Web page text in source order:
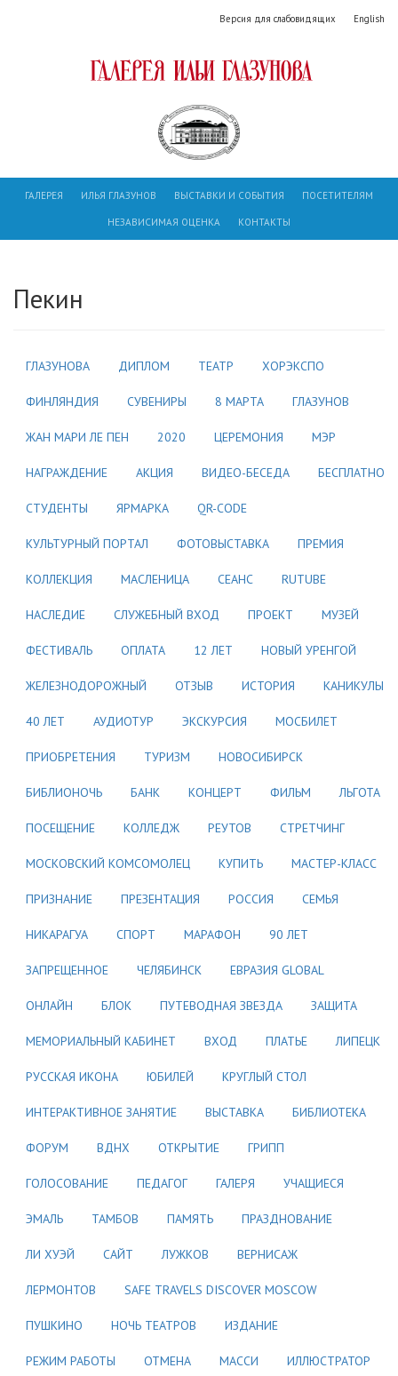
Версия для слабовидящих English
ГАЛЕРЕЯ ИЛЬЯ ГЛАЗУНОВ ВЫСТАВКИ И СОБЫТИЯ ПОСЕТИТЕЛЯМ
НЕЗАВИСИМАЯ ОЦЕНКА КОНТАКТЫ
Пекин
ГЛАЗУНОВА ДИПЛОМ ТЕАТР ХОРЭКСПО
ФИНЛЯНДИЯ СУВЕНИРЫ 8 МАРТА ГЛАЗУНОВ
ЖАН МАРИ ЛЕ ПЕН 2020 ЦЕРЕМОНИЯ МЭР
НАГРАЖДЕНИЕ АКЦИЯ ВИДЕО-БЕСЕДА БЕСПЛАТНО
СТУДЕНТЫ ЯРМАРКА QR-CODE
КУЛЬТУРНЫЙ ПОРТАЛ ФОТОВЫСТАВКА ПРЕМИЯ
КОЛЛЕКЦИЯ МАСЛЕНИЦА СЕАНС RUTUBE
НАСЛЕДИЕ СЛУЖЕБНЫЙ ВХОД ПРОЕКТ МУЗЕЙ
ФЕСТИВАЛЬ ОПЛАТА 12 ЛЕТ НОВЫЙ УРЕНГОЙ
ЖЕЛЕЗНОДОРОЖНЫЙ ОТЗЫВ ИСТОРИЯ КАНИКУЛЫ
40 ЛЕТ АУДИОТУР ЭКСКУРСИЯ МОСБИЛЕТ
ПРИОБРЕТЕНИЯ ТУРИЗМ НОВОСИБИРСК
БИБЛИОНОЧЬ БАНК КОНЦЕРТ ФИЛЬМ ЛЬГОТА
ПОСЕЩЕНИЕ КОЛЛЕДЖ РЕУТОВ СТРЕТЧИНГ
МОСКОВСКИЙ КОМСОМОЛЕЦ КУПИТЬ МАСТЕР-КЛАСС
ПРИЗНАНИЕ ПРЕЗЕНТАЦИЯ РОССИЯ СЕМЬЯ
НИКАРАГУА СПОРТ МАРАФОН 90 ЛЕТ
ЗАПРЕЩЕННОЕ ЧЕЛЯБИНСК ЕВРАЗИЯ GLOBAL
ОНЛАЙН БЛОК ПУТЕВОДНАЯ ЗВЕЗДА ЗАЩИТА
МЕМОРИАЛЬНЫЙ КАБИНЕТ ВХОД ПЛАТЬЕ ЛИПЕЦК
РУССКАЯ ИКОНА ЮБИЛЕЙ КРУГЛЫЙ СТОЛ
ИНТЕРАКТИВНОЕ ЗАНЯТИЕ ВЫСТАВКА БИБЛИОТЕКА
ФОРУМ ВДНХ ОТКРЫТИЕ ГРИПП
ГОЛОСОВАНИЕ ПЕДАГОГ ГАЛЕРЯ УЧАЩИЕСЯ
ЭМАЛЬ ТАМБОВ ПАМЯТЬ ПРАЗДНОВАНИЕ
ЛИ ХУЭЙ САЙТ ЛУЖКОВ ВЕРНИСАЖ
ЛЕРМОНТОВ SAFE TRAVELS DISCOVER MOSCOW
ПУШКИНО НОЧЬ ТЕАТРОВ ИЗДАНИЕ
РЕЖИМ РАБОТЫ ОТМЕНА МАССИ ИЛЛЮСТРАТОР